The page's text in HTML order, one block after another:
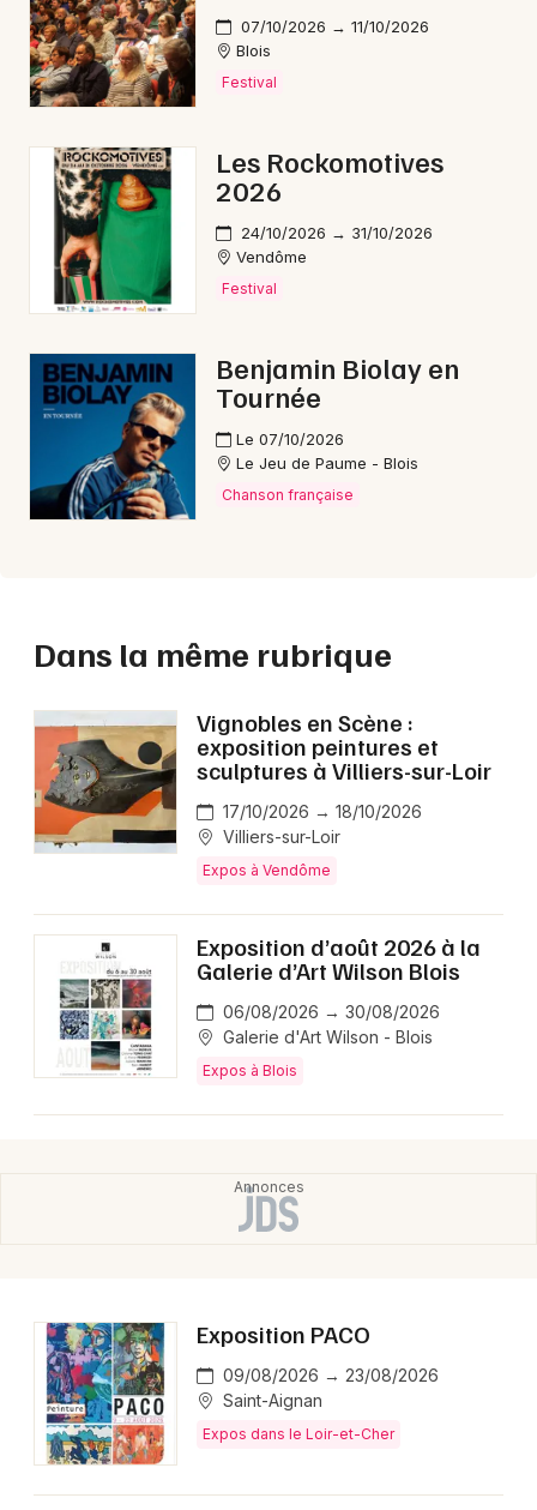
07/10/2026 → 11/10/2026
Blois
Festival
Les Rockomotives
2026
24/10/2026 → 31/10/2026
Vendôme
Festival
Benjamin Biolay en
Tournée
Le 07/10/2026
Le Jeu de Paume - Blois
Chanson française
Dans la même rubrique
Vignobles en Scène :
exposition peintures et
sculptures à Villiers-sur-Loir
17/10/2026 → 18/10/2026
Villiers-sur-Loir
Expos à Vendôme
Exposition d’août 2026 à la
Galerie d’Art Wilson Blois
06/08/2026 → 30/08/2026
Galerie d'Art Wilson - Blois
Expos à Blois
Exposition PACO
09/08/2026 → 23/08/2026
Saint-Aignan
Expos dans le Loir-et-Cher